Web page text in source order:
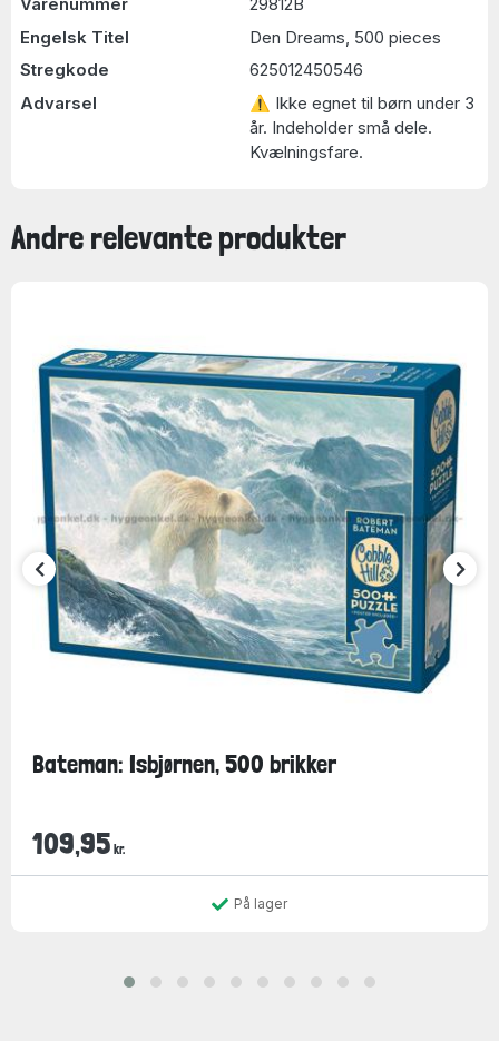
Engelsk Titel
Den Dreams, 500 pieces
Stregkode
625012450546
Advarsel
⚠ Ikke egnet til børn under 3
år. Indeholder små dele.
Kvælningsfare.
Andre relevante produkter
Bateman: Isbjørnen, 500 brikker
109,95 kr.
På lager